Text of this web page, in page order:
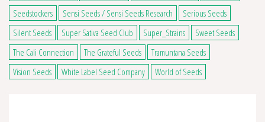
Seedstockers
Sensi Seeds / Sensi Seeds Research
Serious Seeds
Silent Seeds
Super Sativa Seed Club Super_Strains
Sweet Seeds
The Cali Connection
The Grateful Seeds
Tramuntana Seeds
Vision Seeds
White Label Seed Company World of Seeds